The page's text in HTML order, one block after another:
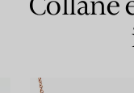
con un esperto di